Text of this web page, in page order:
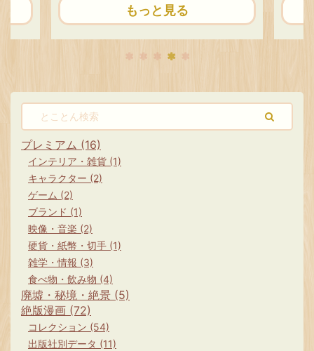
ま
霊ス
見ど
が人気もレア度もダントツです。 ごま
のはサンコミver.だけど、全初版＆ス
リップ（売上カード）付なの。 ごまう
ふっ 猫目小僧 楳図かずお 全３巻セッ
KINNGUCOMICS キングコミックス
Amazon スポンサーリンク 漫画 『猫
目小僧』 猫目小僧 あらすじ 猫目小僧
は妖怪の世界で300年に一度しか生ま
れない猫又の子供として誕生しまし
た。 猫又の父親と ...
もっと見る
と花
いる
沙』
な気
プレミアム (16)
インテリア・雑貨 (1)
キャラクター (2)
ゲーム (2)
ブランド (1)
映像・音楽 (2)
硬貨・紙幣・切手 (1)
雑学・情報 (3)
食べ物・飲み物 (4)
廃墟・秘境・絶景 (5)
絶版漫画 (72)
コレクション (54)
出版社別データ (11)